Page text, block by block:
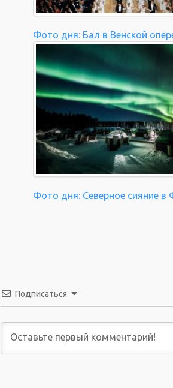
Фото дня: Бал в Венской
Фото дня: Северное сияние в
Подписаться